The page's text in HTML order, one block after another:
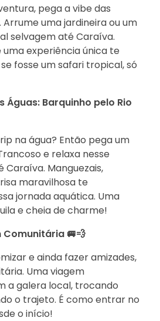
pega a vibe das
uma jardineira ou um
selvagem até Caraíva.
uma experiência única te
fosse um safari tropical, só
Águas: Barquinho pelo Rio
na água? Então pega um
e relaxa nesse
Manguezais,
maravilhosa te
jornada aquática. Uma
e cheia de charme!
Comunitária 🚐💨
e ainda fazer amizades,
Uma viagem
a galera local, trocando
o trajeto. É como entrar no
o início!